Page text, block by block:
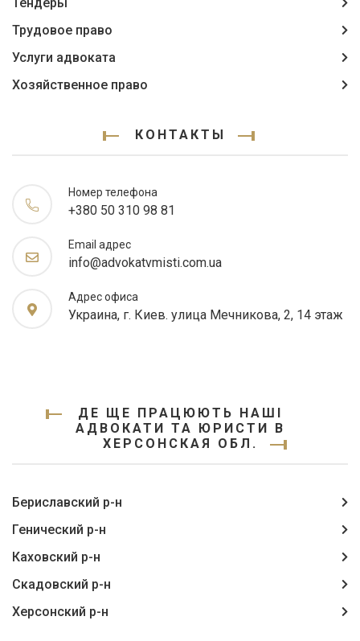
Трудовое право
Услуги адвоката
Хозяйственное право
КОНТАКТЫ
Номер телефона
+380 50 310 98 81
Email адрес
info@advokatvmisti.com.ua
Адрес офиса
Украина, г. Киев. улица Мечникова, 2, 14 этаж
ДЕ ЩЕ ПРАЦЮЮТЬ НАШІ
АДВОКАТИ ТА ЮРИСТИ В
ХЕРСОНСКАЯ ОБЛ.
Бериславский р-н
Генический р-н
Каховский р-н
Скадовский р-н
Херсонский р-н